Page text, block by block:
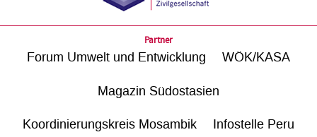
Partner
Forum Umwelt und Entwicklung WÖK/KASA
Magazin Südostasien
Koordinierungskreis Mosambik Infostelle Peru